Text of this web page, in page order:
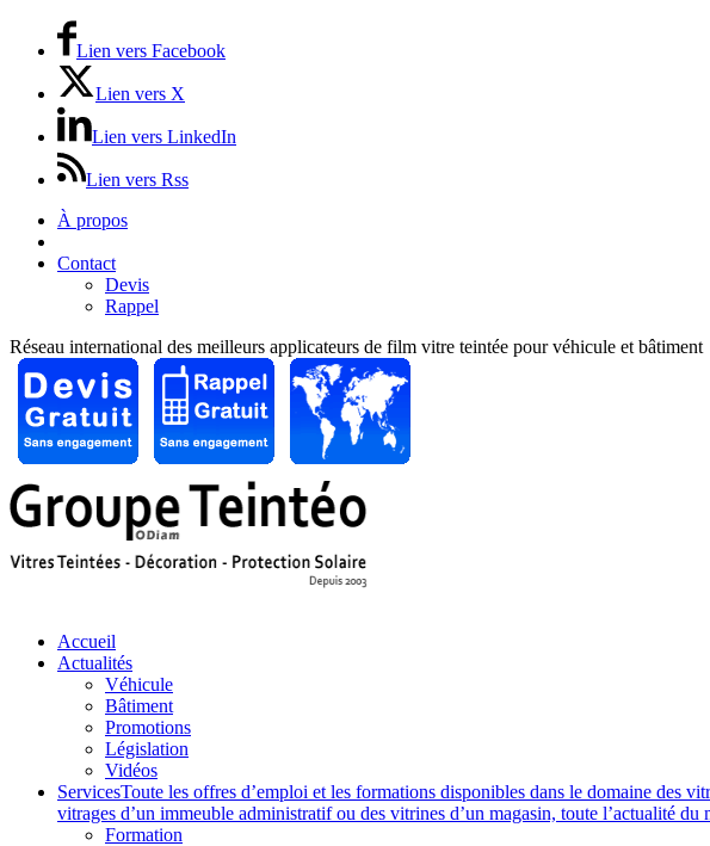
Lien vers Facebook
Lien vers X
Lien vers LinkedIn
Lien vers Rss
À propos
Contact
Devis
Rappel
Réseau international des meilleurs applicateurs de film vitre teintée pour véhicule et bâtiment
Accueil
Actualités
Véhicule
Bâtiment
Promotions
Législation
Vidéos
ServicesToute les offres d’emploi et les formations disponibles dans le domaine des
vitrages d’un immeuble administratif ou des vitrines d’un magasin, toute l’actualité du
Formation